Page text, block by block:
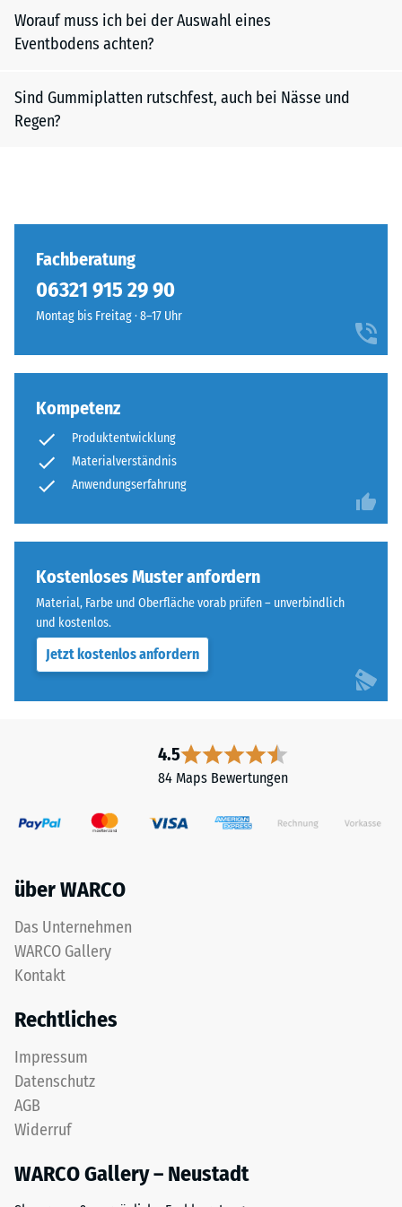
Worauf muss ich bei der Auswahl eines
Eventbodens achten?
Sind Gummiplatten rutschfest, auch bei Nässe und
Regen?
Fachberatung
06321 915 29 90
Montag bis Freitag · 8–17 Uhr
Kompetenz
Produktentwicklung
Materialverständnis
Anwendungserfahrung
Kostenloses Muster anfordern
Material, Farbe und Oberfläche vorab prüfen – unverbindlich
und kostenlos.
Jetzt kostenlos anfordern
4.5
84 Maps Bewertungen
über WARCO
Das Unternehmen
WARCO Gallery
Kontakt
Rechtliches
Impressum
Datenschutz
AGB
Widerruf
WARCO Gallery – Neustadt